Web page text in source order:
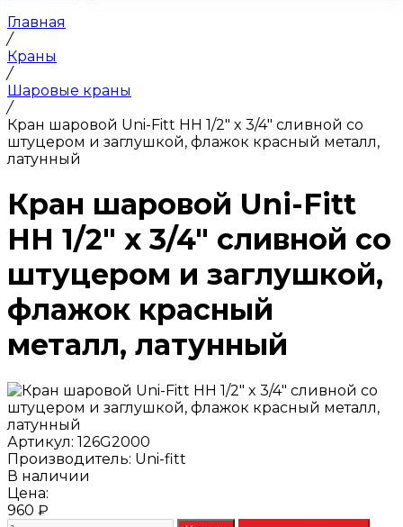
Главная
/
Краны
/
Шаровые краны
/
Кран шаровой Uni-Fitt НН 1/2" x 3/4" сливной со
штуцером и заглушкой, флажок красный металл,
латунный
Кран шаровой Uni-Fitt
НН 1/2" x 3/4" сливной со
штуцером и заглушкой,
флажок красный
металл, латунный
Артикул: 126G2000
Производитель: Uni-fitt
В наличии
Цена:
960 ₽